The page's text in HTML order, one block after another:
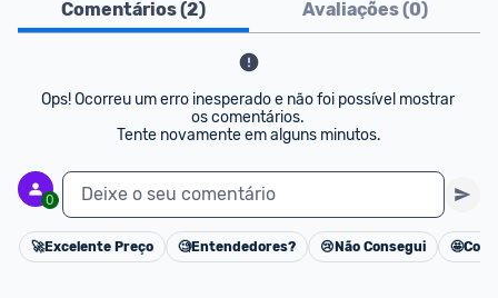
Comentários (2) Avaliações (0)
Ops! Ocorreu um erro inesperado e não foi possível mostrar
os comentários.
Tente novamente em alguns minutos.
0 Deixe o seu comentário
Cancelar
🚀Excelente Preço 🧐Entendedores? 😢 Não Consegui 🤩